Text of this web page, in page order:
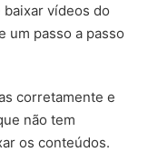
vídeos do
um passo a passo
corretamente e
não tem
os conteúdos.